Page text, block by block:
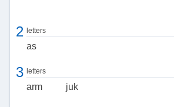
2 letters
as
3 letters
arm juk